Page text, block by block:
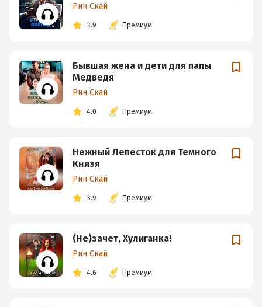
Рин Скай
3.9 Премиум
Бывшая жена и дети для папы
Медведя
Рин Скай
4.0 Премиум
Нежный Лепесток для Темного
Князя
Рин Скай
3.9 Премиум
(Не)зачет, Хулиганка!
Рин Скай
4.6 Премиум